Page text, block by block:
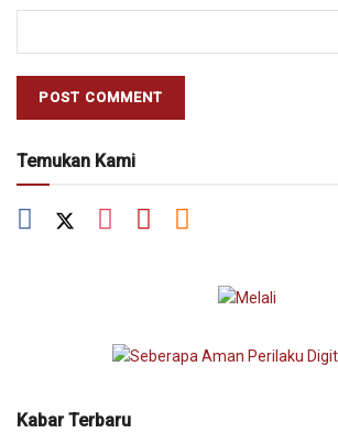
Temukan Kami
Kabar Terbaru